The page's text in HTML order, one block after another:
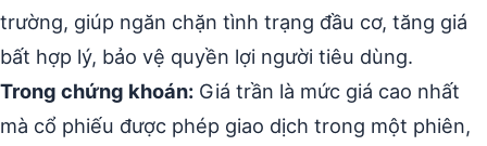
trường, giúp ngăn chặn tình trạng đầu cơ, tăng giá
bất hợp lý, bảo vệ quyền lợi người tiêu dùng.
Trong chứng khoán: Giá trần là mức giá cao nhất
mà cổ phiếu được phép giao dịch trong một phiên,